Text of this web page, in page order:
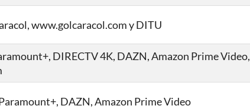
www.golcaracol.com y DITU
DIRECTV 4K, DAZN, Amazon Prime Video,
DAZN, Amazon Prime Video